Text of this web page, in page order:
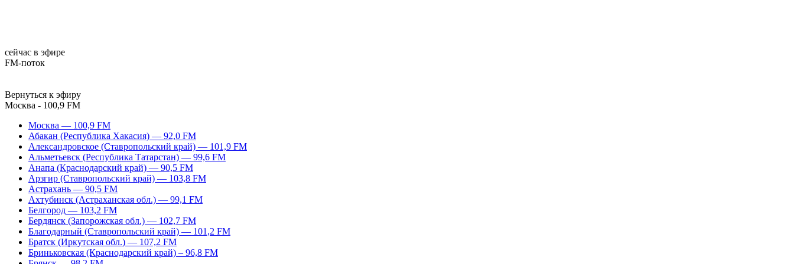
сейчас в эфире
FM-поток
Вернуться к эфиру
Москва - 100,9 FM
Москва — 100,9 FM
Абакан (Республика Хакасия) — 92,0 FM
Александровское (Ставропольский край) — 101,9 FM
Альметьевск (Республика Татарстан) — 99,6 FM
Анапа (Краснодарский край) — 90,5 FM
Арзгир (Ставропольский край) — 103,8 FM
Астрахань — 90,5 FM
Ахтубинск (Астраханская обл.) — 99,1 FM
Белгород — 103,2 FM
Бердянск (Запорожская обл.) — 102,7 FM
Благодарный (Ставропольский край) — 101,2 FM
Братск (Иркутская обл.) — 107,2 FM
Бриньковская (Краснодарский край) – 96,8 FM